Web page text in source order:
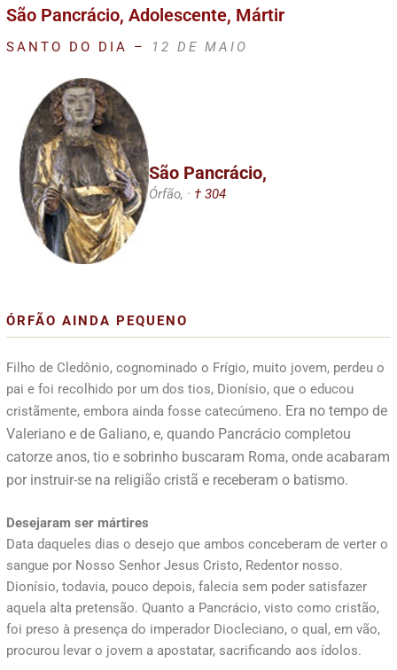
São Pancrácio, Adolescente, Mártir
SANTO DO DIA – 12 DE MAIO
São Pancrácio,
Órfão, · † 304
ÓRFÃO AINDA PEQUENO
Filho de Cledônio, cognominado o Frígio, muito jovem, perdeu o
pai e foi recolhido por um dos tios, Dionísio, que o educou
cristãmente, embora ainda fosse catecúmeno. Era no tempo de
Valeriano e de Galiano, e, quando Pancrácio completou
catorze anos, tio e sobrinho buscaram Roma, onde acabaram
por instruir-se na religião cristã e receberam o batismo.
Desejaram ser mártires
Data daqueles dias o desejo que ambos conceberam de verter o
sangue por Nosso Senhor Jesus Cristo, Redentor nosso.
Dionísio, todavia, pouco depois, falecia sem poder satisfazer
aquela alta pretensão. Quanto a Pancrácio, visto como cristão,
foi preso à presença do imperador Diocleciano, o qual, em vão,
procurou levar o jovem a apostatar, sacrificando aos ídolos.